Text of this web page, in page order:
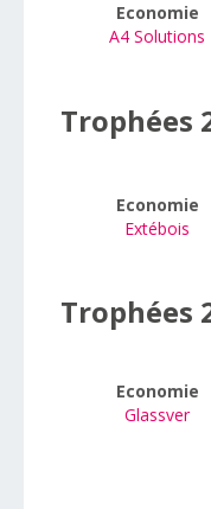
Economie
A4 Solutions
Trophées
Economie
Extébois
Trophées
Economie
Glassver